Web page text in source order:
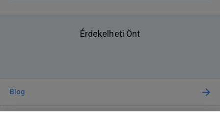
Érdekelheti Önt
Blog